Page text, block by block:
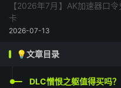
【2026年7月】AK加速器口
卡
2026-07-13
💡文章目录
DLC憎恨之躯值得买吗？